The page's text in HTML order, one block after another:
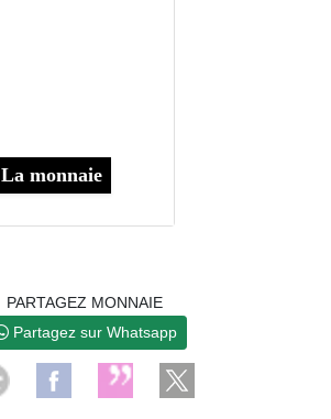
La monnaie
PARTAGEZ MONNAIE
Partagez sur Whatsapp